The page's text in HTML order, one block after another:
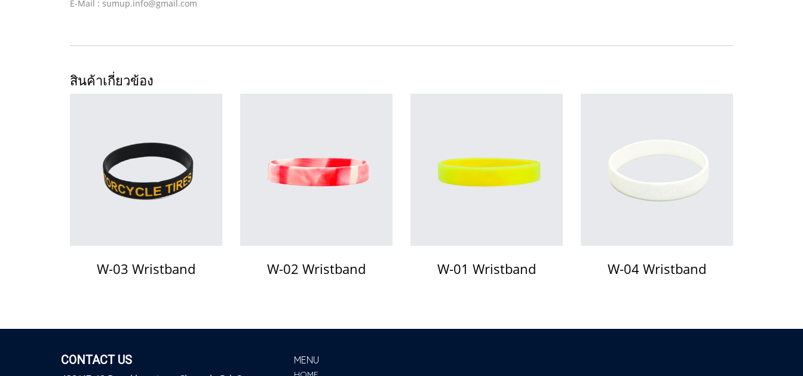
E-Mail : sumup.info@gmail.com
สินค้าเกี่ยวข้อง
W-03 Wristband W-02 Wristband W-01 Wristband W-04 Wristband
CONTACT US MENU